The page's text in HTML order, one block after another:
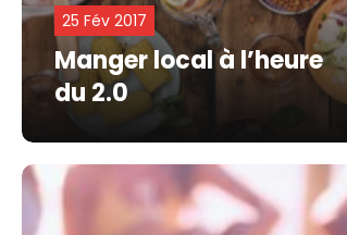
25 Fév 2017
Manger local à l’heure
du 2.0